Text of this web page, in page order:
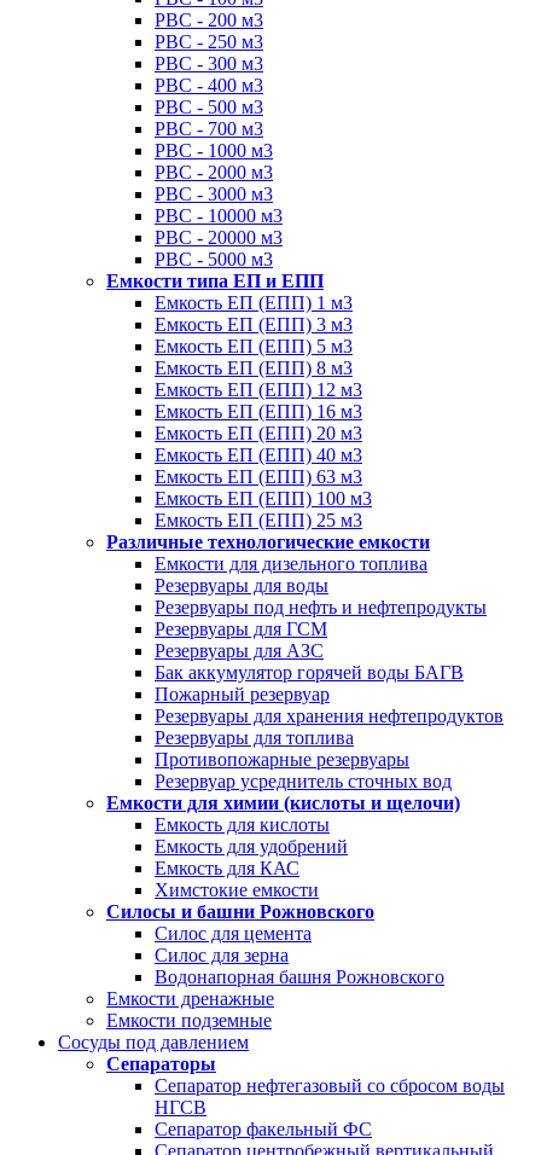
РВС - 200 м3
РВС - 250 м3
РВС - 300 м3
РВС - 400 м3
РВС - 500 м3
РВС - 700 м3
РВС - 1000 м3
РВС - 2000 м3
РВС - 3000 м3
РВС - 10000 м3
РВС - 20000 м3
РВС - 5000 м3
Емкости типа ЕП и ЕПП
Емкость ЕП (ЕПП) 1 м3
Емкость ЕП (ЕПП) 3 м3
Емкость ЕП (ЕПП) 5 м3
Емкость ЕП (ЕПП) 8 м3
Емкость ЕП (ЕПП) 12 м3
Емкость ЕП (ЕПП) 16 м3
Емкость ЕП (ЕПП) 20 м3
Емкость ЕП (ЕПП) 40 м3
Емкость ЕП (ЕПП) 63 м3
Емкость ЕП (ЕПП) 100 м3
Емкость ЕП (ЕПП) 25 м3
Различные технологические емкости
Емкости для дизельного топлива
Резервуары для воды
Резервуары под нефть и нефтепродукты
Резервуары для ГСМ
Резервуары для АЗС
Бак аккумулятор горячей воды БАГВ
Пожарный резервуар
Резервуары для хранения нефтепродуктов
Резервуары для топлива
Противопожарные резервуары
Резервуар усреднитель сточных вод
Емкости для химии (кислоты и щелочи)
Емкость для кислоты
Емкость для удобрений
Емкость для КАС
Химстокие емкости
Силосы и башни Рожновского
Силос для цемента
Силос для зерна
Водонапорная башня Рожновского
Емкости дренажные
Емкости подземные
Сосуды под давлением
Сепараторы
Сепаратор нефтегазовый со сбросом воды
НГСВ
Сепаратор факельный ФС
Сепаратор центробежный вертикальный